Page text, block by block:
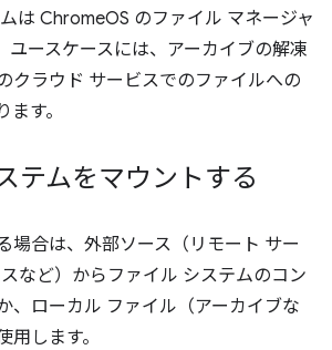
は ChromeOS のファイル マネージャ
ユースケースには、アーカイブの解凍
クラウド サービスでのファイルへの
す。
テムをマウントする
場合は、外部ソース（リモート サー
など）からファイル システムのコン
、ローカル ファイル（アーカイブな
用します。